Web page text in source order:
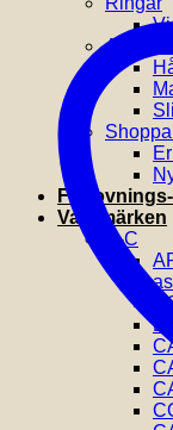
Varumärken
A-C